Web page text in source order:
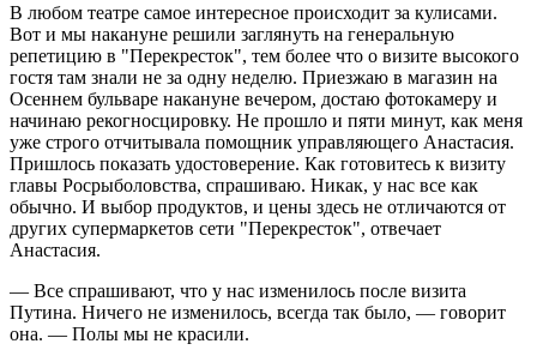
В любом театре самое интересное происходит за кулисами.
Вот и мы накануне решили заглянуть на генеральную
репетицию в "Перекресток", тем более что о визите высокого
гостя там знали не за одну неделю. Приезжаю в магазин на
Осеннем бульваре накануне вечером, достаю фотокамеру и
начинаю рекогносцировку. Не прошло и пяти минут, как меня
уже строго отчитывала помощник управляющего Анастасия.
Пришлось показать удостоверение. Как готовитесь к визиту
главы Росрыболовства, спрашиваю. Никак, у нас все как
обычно. И выбор продуктов, и цены здесь не отличаются от
других супермаркетов сети "Перекресток", отвечает
Анастасия.
— Все спрашивают, что у нас изменилось после визита
Путина. Ничего не изменилось, всегда так было, — говорит
она. — Полы мы не красили.